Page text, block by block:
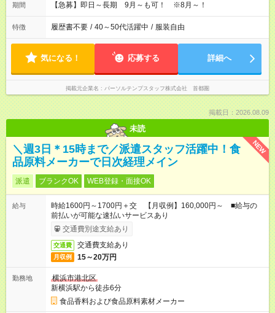
期間 【急募】即日～長期 9月～も可！ ※8月～！
特徴 履歴書不要 / 40～50代活躍中 / 服装自由
気になる！ 応募する 詳細へ
掲載元企業名 パーソルテンプスタッフ株式会社 首都圏
掲載日：2026.08.09
未読
NEW
＼週3日＊15時まで／派遣スタッフ活躍中！食
品原料メーカーで日次経理メイン
派遣 ブランクOK WEB登録・面接OK
給与
時給1600円～1700円＋交 【月収例】160,000円～ ■給与の
前払いが可能な速払いサービスあり
交通費別途支給あり
交通費 交通費支給あり
月収例 15～20万円
勤務地
横浜市港北区
新横浜駅から徒歩6分
食品香料および食品原料素材メーカー